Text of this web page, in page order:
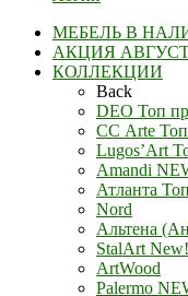
МЕБЕЛЬ В
АКЦИЯ
КОЛЛЕКЦИИ
Back
DEO Топ
СС Arte
Lugos’Art
Amandi
Атланта
Nord
Альтена
StalArt New!
ArtWood
Palermo